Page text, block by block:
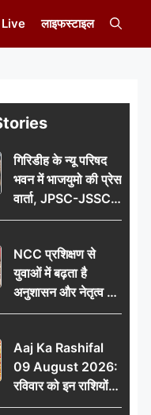
Live लाइफस्टाइल
गिरिडीह के न्यू परिषद
भवन में भाजयुमो की प्रेस
वार्ता, JPSC-JSSC
पेपर लीक के विरोध में
विधानसभा घेराव का
ऐलान
NCC प्रशिक्षण से
युवाओं में बढ़ता है
अनुशासन और नेतृत्व का
गुण: डॉ. जी.एन. खान
Aaj Ka Rashifal
09 August 2026:
रविवार को इन राशियों
पर बरसेगी मां लक्ष्मी की